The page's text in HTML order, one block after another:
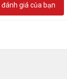
đánh giá của bạn